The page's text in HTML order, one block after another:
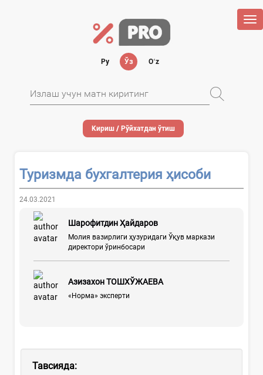
Ру Ўз Oʻz
Кириш / Рўйхатдан ўтиш
Туризмда бухгалтерия ҳисоби
24.03.2021
Шарофитдин Ҳайдаров
Молия вазирлиги ҳузуридаги Ўқув маркази
директори ўринбосари
Азизахон ТОШХЎЖАЕВА
«Норма» эксперти
Тавсияда: